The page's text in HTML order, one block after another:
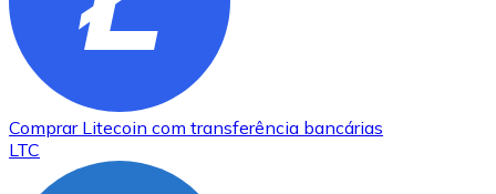
Comprar Litecoin com transferência bancárias
LTC